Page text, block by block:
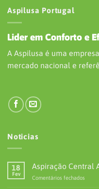
Aspilusa Portugal
Lider em Conforto e
A Aspilusa é uma
mercado nacional e
Noticias
18
Fev
Aspiração Central
Comentários fechados